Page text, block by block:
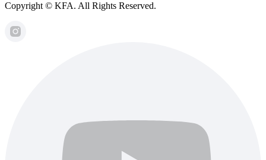
Copyright © KFA. All Rights Reserved.